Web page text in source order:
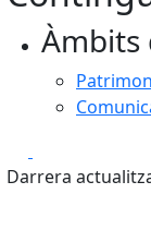
Àmbits
Darrera